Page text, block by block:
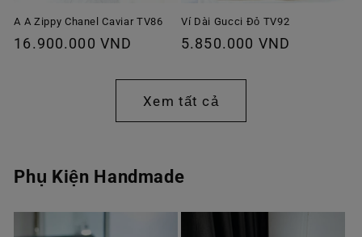
A A Zippy Chanel Caviar TV86
Giá
16.900.000 VND
Ví Dài Gucci Đỏ TV92
Giá
thường
5.850.000 VND
Xem tất cả
Phụ Kiện Handmade